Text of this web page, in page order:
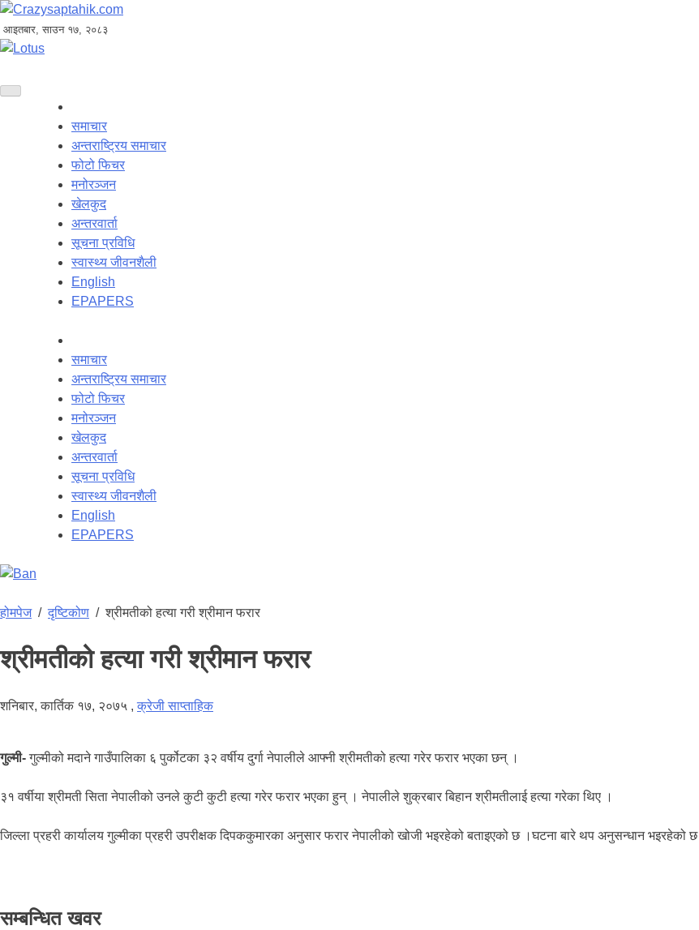
आइतबार, साउन १७, २०८३
समाचार
अन्तराष्ट्रिय समाचार
फोटो फिचर
मनोरञ्जन
खेलकुद
अन्तरवार्ता
सूचना प्रविधि
स्वास्थ्य जीवनशैली
English
EPAPERS
समाचार
अन्तराष्ट्रिय समाचार
फोटो फिचर
मनोरञ्जन
खेलकुद
अन्तरवार्ता
सूचना प्रविधि
स्वास्थ्य जीवनशैली
English
EPAPERS
होमपेज/दृष्टिकोण /श्रीमतीको हत्या गरी श्रीमान फरार
श्रीमतीको हत्या गरी श्रीमान फरार
शनिबार, कार्तिक १७, २०७५ ,क्रेजी साप्ताहिक
गुल्मी-गुल्मीको मदाने गाउँपालिका ६ पुर्कोटका ३२ वर्षीय दुर्गा नेपालीले आफ्नी श्रीमतीको हत्या गरेर फरार भएका छन् ।
३१ वर्षीया श्रीमती सिता नेपालीको उनले कुटी कुटी हत्या गरेर फरार भएका हुन् । नेपालीले शुक्रबार बिहान श्रीमतीलाई हत्या गरेका थिए ।
जिल्ला प्रहरी कार्यालय गुल्मीका प्रहरी उपरीक्षक दिपककुमारका अनुसार फरार नेपालीको खोजी भइरहेको बताइएको छ ।घटना बारे थप अनुसन्धान भइरहेको
सम्बन्धित खवर